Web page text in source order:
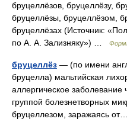
бруцеллёзов, бруцеллёзу,
бруцеллёзы, бруцеллёзом,
бруцеллёзах (Источник:
по А. А. Зализняку») …
бруцеллёз — (по имени
бруцелла) мальтийская
аллергическое
группой болезнетворных
бруцеллезом, заражаясь